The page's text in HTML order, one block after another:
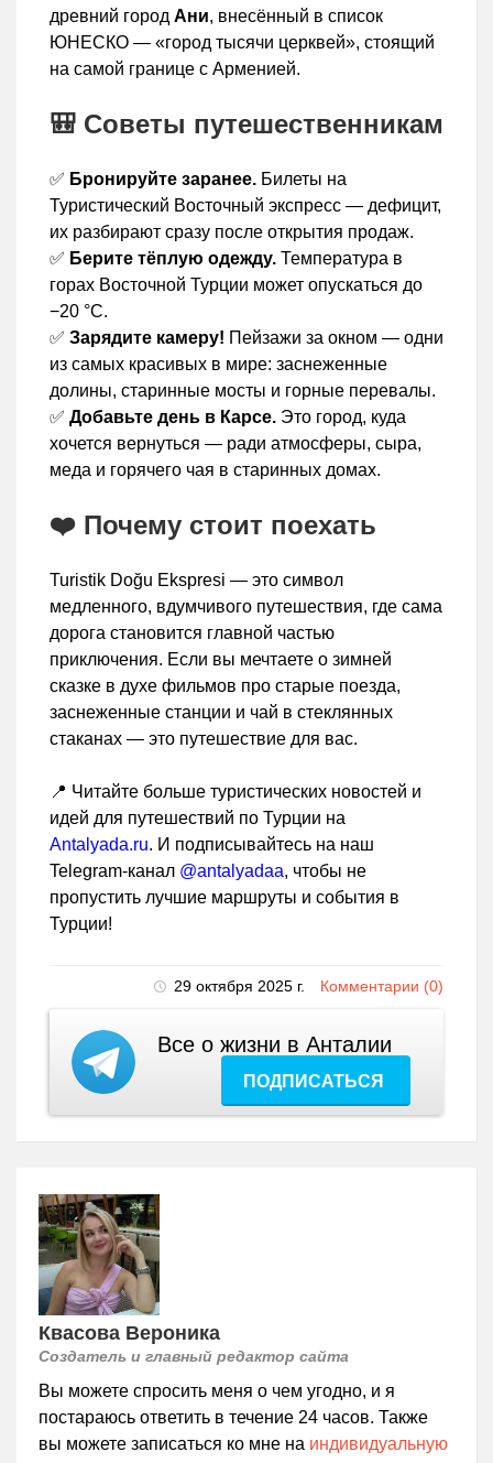
древний город Ани, внесённый в список
ЮНЕСКО — «город тысячи церквей», стоящий
на самой границе с Арменией.
🎒 Советы путешественникам
✅ Бронируйте заранее. Билеты на
Туристический Восточный экспресс — дефицит,
их разбирают сразу после открытия продаж.
✅ Берите тёплую одежду. Температура в
горах Восточной Турции может опускаться до
−20 °C.
✅ Зарядите камеру! Пейзажи за окном — одни
из самых красивых в мире: заснеженные
долины, старинные мосты и горные перевалы.
✅ Добавьте день в Карсе. Это город, куда
хочется вернуться — ради атмосферы, сыра,
меда и горячего чая в старинных домах.
❤️ Почему стоит поехать
Turistik Doğu Ekspresi — это символ
медленного, вдумчивого путешествия, где сама
дорога становится главной частью
приключения. Если вы мечтаете о зимней
сказке в духе фильмов про старые поезда,
заснеженные станции и чай в стеклянных
стаканах — это путешествие для вас.
📍 Читайте больше туристических новостей и
идей для путешествий по Турции на
Antalyada.ru. И подписывайтесь на наш
Telegram-канал @antalyadaa, чтобы не
пропустить лучшие маршруты и события в
Турции!
29 октября 2025 г. Комментарии (0)
Все о жизни в Анталии
ПОДПИСАТЬСЯ
Квасова Вероника
Создатель и главный редактор сайта
Вы можете спросить меня о чем угодно, и я
постараюсь ответить в течение 24 часов. Также
вы можете записаться ко мне на индивидуальную